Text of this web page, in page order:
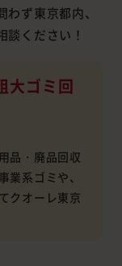
ず東京都内、
ください！
大ゴミ回
品・廃品回収
系ゴミや、
クオーレ東京